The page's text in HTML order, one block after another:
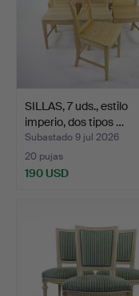
SILLAS, 7 uds., estilo
imperio, dos tipos …
Subastado 9 jul 2026
20 pujas
190 USD